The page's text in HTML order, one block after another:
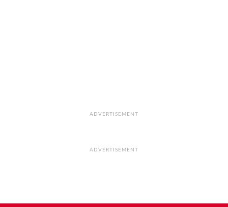
ADVERTISEMENT
ADVERTISEMENT